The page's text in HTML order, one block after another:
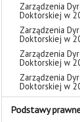
Zarządzenia
Doktorskiej w
Zarządzenia
Doktorskiej w
Zarządzenia
Doktorskiej w
Zarządzenia
Doktorskiej w
Podstawy